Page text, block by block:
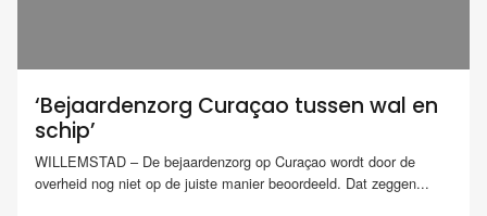
‘Bejaardenzorg Curaçao tussen wal en
schip’
WILLEMSTAD – De bejaardenzorg op Curaçao wordt door de
overheid nog niet op de juiste manier beoordeeld. Dat zeggen...